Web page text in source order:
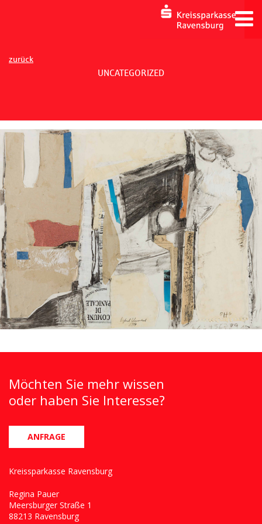
zurück
UNCATEGORIZED
Möchten Sie mehr wissen
oder haben Sie Interesse?
ANFRAGE
Kreissparkasse Ravensburg
Regina Pauer
Meersburger Straße 1
88213 Ravensburg